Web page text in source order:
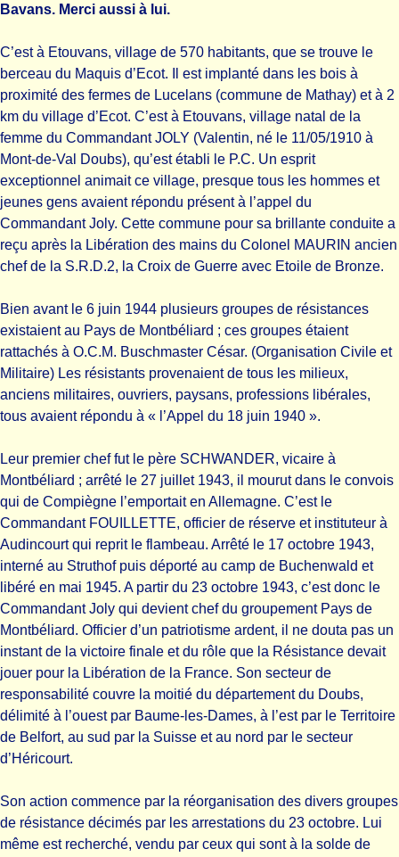
Bavans. Merci aussi à lui.
C’est à Etouvans, village de 570 habitants, que se trouve le
berceau du Maquis d’Ecot. Il est implanté dans les bois à
proximité des fermes de Lucelans (commune de Mathay) et à 2
km du village d’Ecot. C’est à Etouvans, village natal de la
femme du Commandant JOLY (Valentin, né le 11/05/1910 à
Mont-de-Val Doubs), qu’est établi le P.C. Un esprit
exceptionnel animait ce village, presque tous les hommes et
jeunes gens avaient répondu présent à l’appel du
Commandant Joly. Cette commune pour sa brillante conduite a
reçu après la Libération des mains du Colonel MAURIN ancien
chef de la S.R.D.2, la Croix de Guerre avec Etoile de Bronze.
Bien avant le 6 juin 1944 plusieurs groupes de résistances
existaient au Pays de Montbéliard ; ces groupes étaient
rattachés à O.C.M. Buschmaster César. (Organisation Civile et
Militaire) Les résistants provenaient de tous les milieux,
anciens militaires, ouvriers, paysans, professions libérales,
tous avaient répondu à « l’Appel du 18 juin 1940 ».
Leur premier chef fut le père SCHWANDER, vicaire à
Montbéliard ; arrêté le 27 juillet 1943, il mourut dans le convois
qui de Compiègne l’emportait en Allemagne. C’est le
Commandant FOUILLETTE, officier de réserve et instituteur à
Audincourt qui reprit le flambeau. Arrêté le 17 octobre 1943,
interné au Struthof puis déporté au camp de Buchenwald et
libéré en mai 1945. A partir du 23 octobre 1943, c’est donc le
Commandant Joly qui devient chef du groupement Pays de
Montbéliard. Officier d’un patriotisme ardent, il ne douta pas un
instant de la victoire finale et du rôle que la Résistance devait
jouer pour la Libération de la France. Son secteur de
responsabilité couvre la moitié du département du Doubs,
délimité à l’ouest par Baume-les-Dames, à l’est par le Territoire
de Belfort, au sud par la Suisse et au nord par le secteur
d’Héricourt.
Son action commence par la réorganisation des divers groupes
de résistance décimés par les arrestations du 23 octobre. Lui
même est recherché, vendu par ceux qui sont à la solde de